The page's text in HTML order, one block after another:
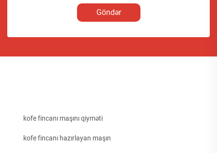
Göndər
kofe fincanı maşını qiyməti
kofe fincanı hazırlayan maşın